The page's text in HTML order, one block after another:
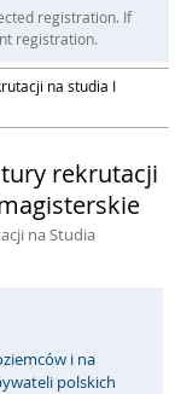
registration. If
registration.
na studia I
rekrutacji
na Studia
i na
polskich